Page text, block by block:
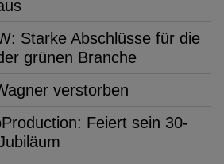
Starke Abschlüsse für die
grünen Branche
verstorben
Feiert sein 30-